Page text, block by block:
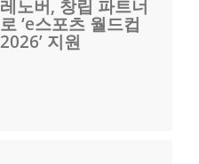
레노버, 창립 파트너
로 ‘e스포츠 월드컵
2026’ 지원